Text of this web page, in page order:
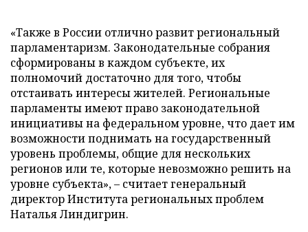
«Также в России отлично развит региональный
парламентаризм. Законодательные собрания
сформированы в каждом субъекте, их
полномочий достаточно для того, чтобы
отстаивать интересы жителей. Региональные
парламенты имеют право законодательной
инициативы на федеральном уровне, что дает им
возможности поднимать на государственный
уровень проблемы, общие для нескольких
регионов или те, которые невозможно решить на
уровне субъекта», – считает генеральный
директор Института региональных проблем
Наталья Линдигрин.